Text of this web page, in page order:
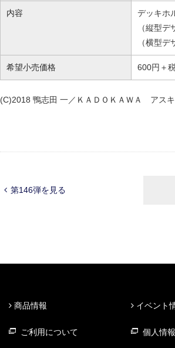
内容
デッキホ
（縦型
（横型
希望小売価格 600円＋
(C)2018 鴨志田 一／ＫＡＤＯＫＡＷＡ アス
第146弾を見る
商品情報 イベント
ご利用について 個人情